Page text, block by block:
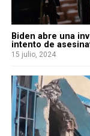
Biden abre una
intento de
15 julio, 2024